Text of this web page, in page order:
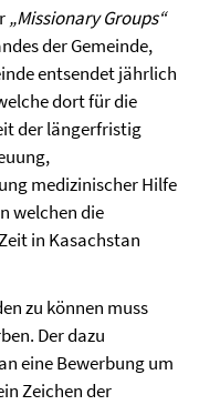
„Missionary Groups“
der Gemeinde,
entsendet jährlich
dort für die
der längerfristig
medizinischer Hilfe
welchen die
in Kasachstan
zu können muss
Der dazu
eine Bewerbung um
Zeichen der